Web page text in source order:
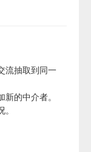
流抽取到同一
的中介者。